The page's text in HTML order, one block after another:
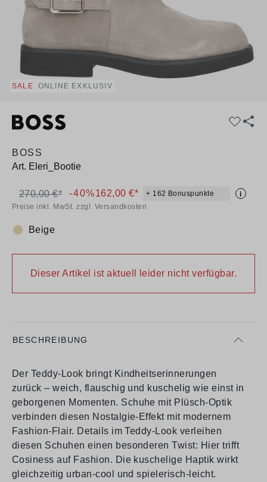
SALE ONLINE EXKLUSIV
BOSS
Art. Eleri_Bootie
162,00 €* + 162 Bonuspunkte i
270,00 €* -40%
Preise inkl. MwSt. zzgl. Versandkosten
Farbe:
Beige
Dieser Artikel ist aktuell leider nicht verfügbar.
BESCHREIBUNG
Der Teddy-Look bringt Kindheitserinnerungen
zurück – weich, flauschig und kuschelig wie einst in
geborgenen Momenten. Schuhe mit Plüsch-Optik
verbinden diesen Nostalgie-Effekt mit modernem
Fashion-Flair. Details im Teddy-Look verleihen
diesen Schuhen einen besonderen Twist: Hier trifft
Cosiness auf Fashion. Die kuschelige Haptik wirkt
gleichzeitig urban-cool und spielerisch-leicht.